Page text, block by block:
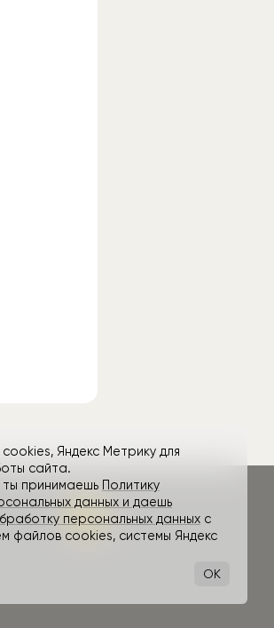
Яндекс Метрику для
сайта.
принимаешь Политику
данных и даешь
персональных данныхс
файлов cookies, системы Яндекс
OK